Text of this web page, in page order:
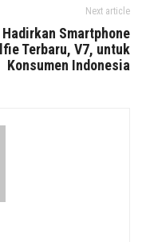
Next article
Smartphone
Terbaru, V7, untuk
Konsumen Indonesia